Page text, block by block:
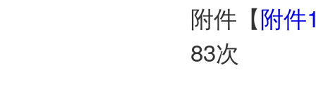
附件【附件
83次